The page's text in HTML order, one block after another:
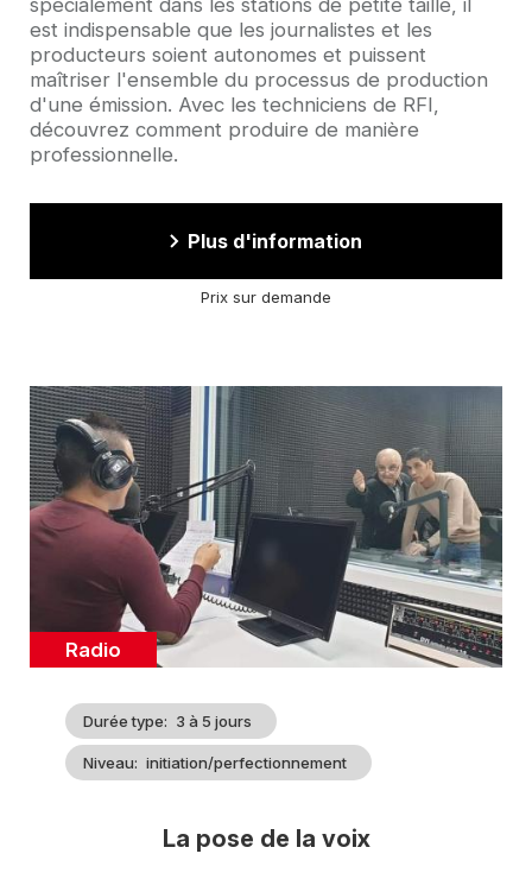
est indispensable que les journalistes et les
producteurs soient autonomes et puissent
maîtriser l'ensemble du processus de production
d'une émission. Avec les techniciens de RFI,
découvrez comment produire de manière
professionnelle.
Plus d'information
Prix sur demande
Image
d'illustration
Catégorie
Radio
Durée type 3 à 5 jours
Niveau initiation/perfectionnement
La pose de la voix